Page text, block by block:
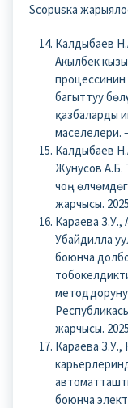
Scopusка
Калдыбаев
Акылбек
процессинин
багыттуу
қазбаларды
маселелери.
Калдыбаев
Жунусов А.Б.
чоң
жарчысы.
Караева
Убайдилла
боюнча
жарчысы.
Караева
боюнча